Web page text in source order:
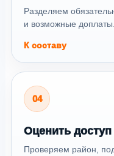
Разделяем
и возможные доплаты.
К составу
04
Оценить доступ
Проверяем район,